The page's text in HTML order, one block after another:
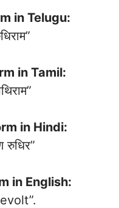
in Telugu:
in Tamil:
in Hindi:
रुधिर”
in English: